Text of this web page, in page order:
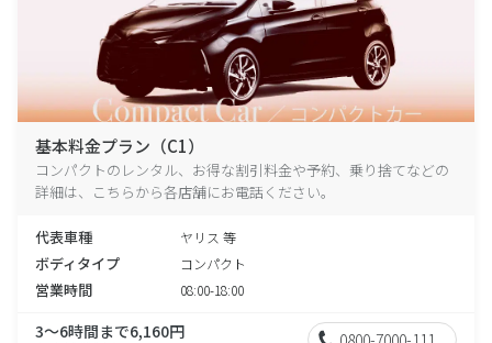
基本料金プラン（C1）
コンパクトのレンタル、お得な割引料金や予約、乗り捨てなどの
詳細は、こちらから各店舗にお電話ください。
代表車種 ヤリス 等
ボディタイプ コンパクト
営業時間 08:00-18:00
3～6時間まで6,160円